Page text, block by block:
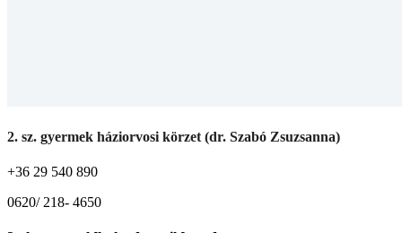
2. sz. gyermek háziorvosi körzet (dr. Szabó Zsuzsanna)
+36 29 540 890
0620/ 218- 4650